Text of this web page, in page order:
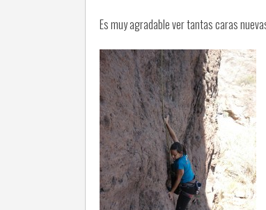
Es muy agradable ver tantas caras